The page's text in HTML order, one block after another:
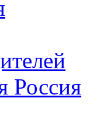
Россия